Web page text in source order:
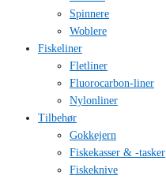
Spinnere
Woblere
Fiskeliner
Fletliner
Fluorocarbon-liner
Nylonliner
Tilbehør
Gokkejern
Fiskekasser & -tasker
Fiskeknive